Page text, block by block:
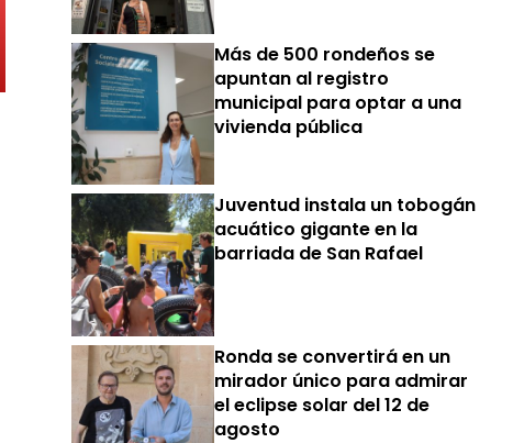
Más de 500 rondeños se
apuntan al registro
municipal para optar a una
vivienda pública
Juventud instala un tobogán
acuático gigante en la
barriada de San Rafael
Ronda se convertirá en un
mirador único para admirar
el eclipse solar del 12 de
agosto